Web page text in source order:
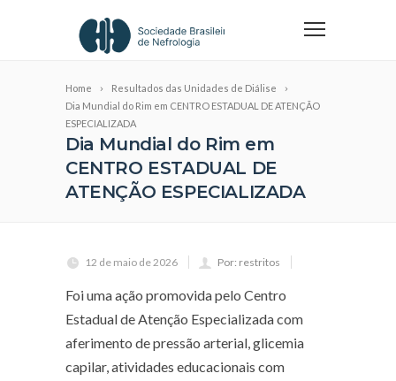
Home
Resultados das Unidades de Diálise
Dia Mundial do Rim em CENTRO ESTADUAL DE ATENÇÃO
ESPECIALIZADA
Dia Mundial do Rim em
CENTRO ESTADUAL DE
ATENÇÃO ESPECIALIZADA
12 de maio de 2026 Por: restritos
Foi uma ação promovida pelo Centro
Estadual de Atenção Especializada com
aferimento de pressão arterial, glicemia
capilar, atividades educacionais com